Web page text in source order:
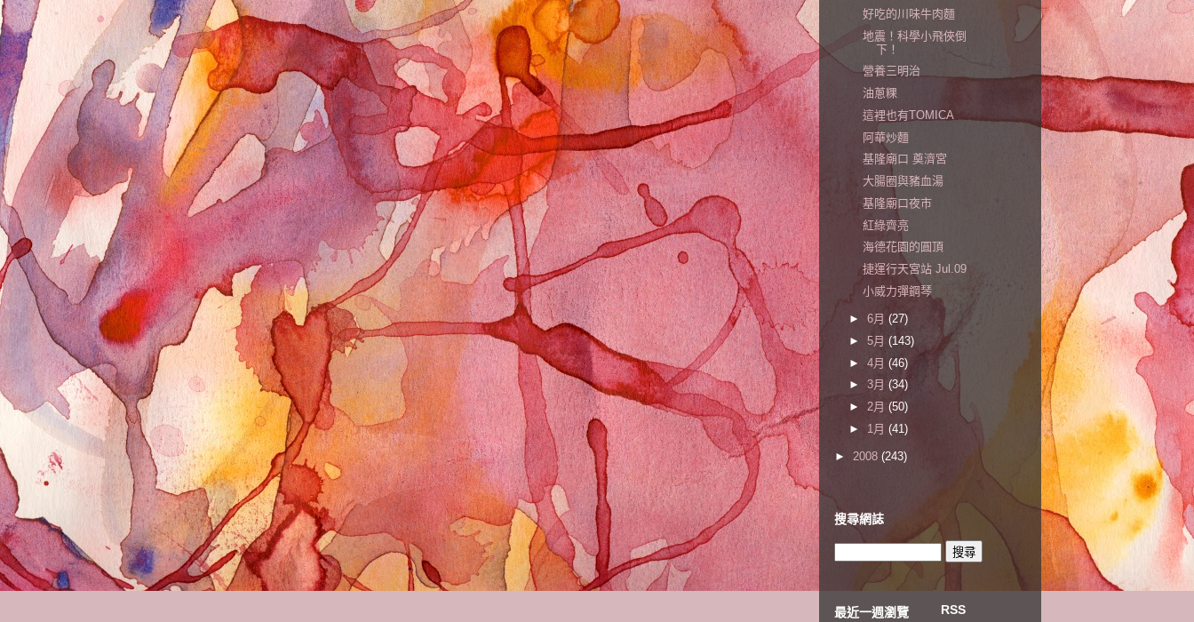
好吃的川味牛肉麵
地震！科學小飛俠倒
下！
營養三明治
油蔥粿
這裡也有TOMICA
阿華炒麵
基隆廟口 奠濟宮
大腸圈與豬血湯
基隆廟口夜市
紅綠齊亮
海德花園的圓頂
捷運行天宮站 Jul.09
小威力彈鋼琴
► 6月 (27)
► 5月 (143)
► 4月 (46)
► 3月 (34)
► 2月 (50)
► 1月 (41)
► 2008 (243)
搜尋網誌
最近一週瀏覽
RSS